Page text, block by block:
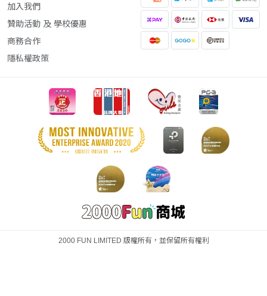
加入我們
贊助活動 及 學校優惠
商務合作
隱私權政策
2000 FUN LIMITED 版權所有，並保留所有權利